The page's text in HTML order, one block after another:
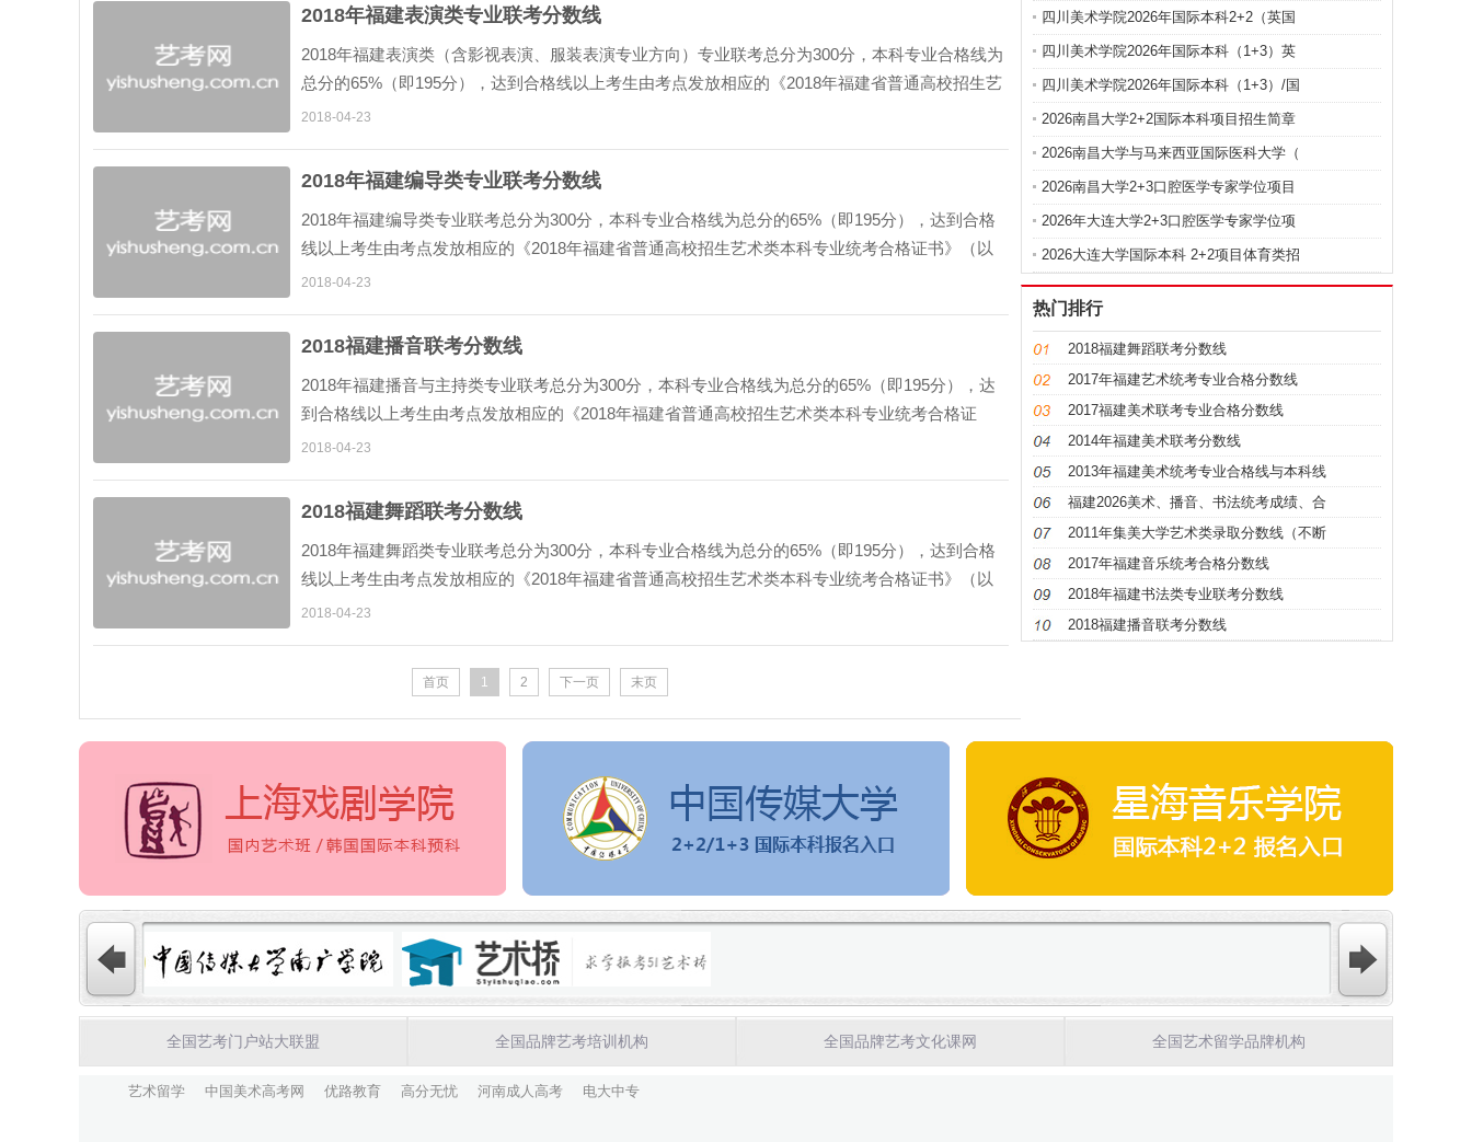
2018年福建表演类专业联考分数线
2018年福建表演类（含影视表演、服装表演专业方向）专业联考总分为300分，本科专业合格线为
总分的65%（即195分），达到合格线以上考生由考点发放相应的《2018年福建省普通高校招生艺
术类本科专业统考合格证书》（以下简称《省统考本科合格证书》）；专科专业...
2018-04-23
2018年福建编导类专业联考分数线
2018年福建编导类专业联考总分为300分，本科专业合格线为总分的65%（即195分），达到合格
线以上考生由考点发放相应的《2018年福建省普通高校招生艺术类本科专业统考合格证书》（以
下简称《省统考本科合格证书》）；专科专业合格线为总分的60%（即180分）。...
2018-04-23
2018福建播音联考分数线
2018年福建播音与主持类专业联考总分为300分，本科专业合格线为总分的65%（即195分），达
到合格线以上考生由考点发放相应的《2018年福建省普通高校招生艺术类本科专业统考合格证
书》（以下简称《省统考本科合格证书》）；专科专业合格线为总分的60%（即180分...
2018-04-23
2018福建舞蹈联考分数线
2018年福建舞蹈类专业联考总分为300分，本科专业合格线为总分的65%（即195分），达到合格
线以上考生由考点发放相应的《2018年福建省普通高校招生艺术类本科专业统考合格证书》（以
下简称《省统考本科合格证书》）；专科专业合格线为总分的60%（即180分）。...
2018-04-23
首页 1 2 下一页 末页
四川美术学院2026年国际本科2+2（英国
四川美术学院2026年国际本科（1+3）英
四川美术学院2026年国际本科（1+3）/国
2026南昌大学2+2国际本科项目招生简章
2026南昌大学与马来西亚国际医科大学（
2026南昌大学2+3口腔医学专家学位项目
2026年大连大学2+3口腔医学专家学位项
2026大连大学国际本科 2+2项目体育类招
热门排行
2018福建舞蹈联考分数线
2017年福建艺术统考专业合格分数线
2017福建美术联考专业合格分数线
2014年福建美术联考分数线
2013年福建美术统考专业合格线与本科线
福建2026美术、播音、书法统考成绩、合
2011年集美大学艺术类录取分数线（不断
2017年福建音乐统考合格分数线
2018年福建书法类专业联考分数线
2018福建播音联考分数线
全国艺考门户站大联盟 全国品牌艺考培训机构 全国品牌艺考文化课网 全国艺术留学品牌机构
艺术留学 中国美术高考网 优路教育 高分无忧 河南成人高考 电大中专